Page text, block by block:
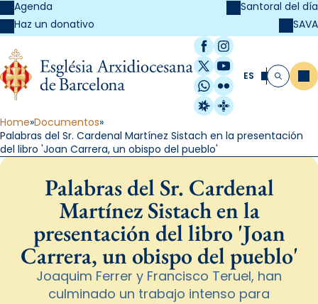
Agenda
Haz un donativo
Santoral del día
SAVA
Facebook
Instagram
X / Twitter
YouTube
WhatsApp
Flickr
Radio Estel
Catalunya
ES Buscar
Home Documentos
Palabras del Sr. Cardenal Martínez Sistach en la presentación
del libro 'Joan Carrera, un obispo del pueblo'
Palabras del Sr. Cardenal
Martínez Sistach en la
presentación del libro 'Joan
Carrera, un obispo del pueblo'
Joaquim Ferrer y Francisco Teruel, han
culminado un trabajo intenso para